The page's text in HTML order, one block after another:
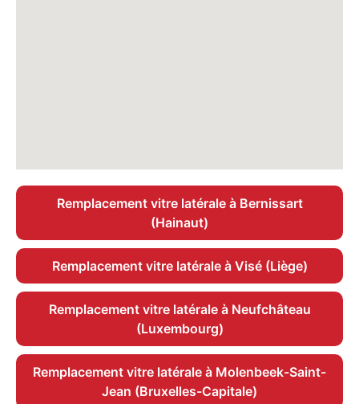
Remplacement vitre latérale à Bernissart
(Hainaut)
Remplacement vitre latérale à Visé (Liège)
Remplacement vitre latérale à Neufchâteau
(Luxembourg)
Remplacement vitre latérale à Molenbeek-Saint-
Jean (Bruxelles-Capitale)